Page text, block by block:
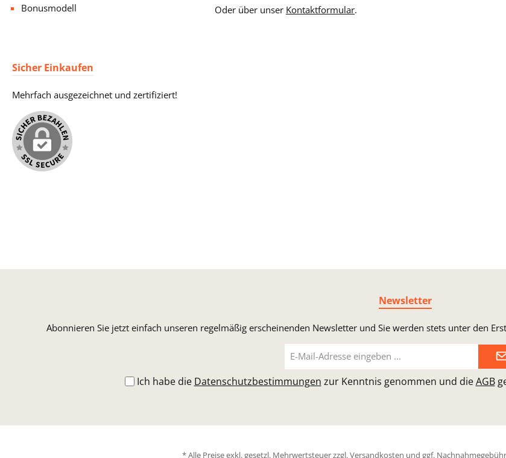
Bonusmodell
Oder über unser Kontaktformular.
Sicher Einkaufen
Mehrfach ausgezeichnet und zertifiziert!
Newsletter
Abonnieren Sie jetzt einfach unseren regelmäßig erscheinenden Newsletter und Sie werden stets unter den
Mail-
Adresse*
Ich habe die Datenschutzbestimmungen zur Kenntnis genommen und dieAGB
* Alle Preise exkl. gesetzl. Mehrwertsteuer zzgl.Versandkosten und ggf.